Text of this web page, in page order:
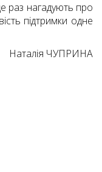
раз нагадують про
підтримки одне
Наталія ЧУПРИНА